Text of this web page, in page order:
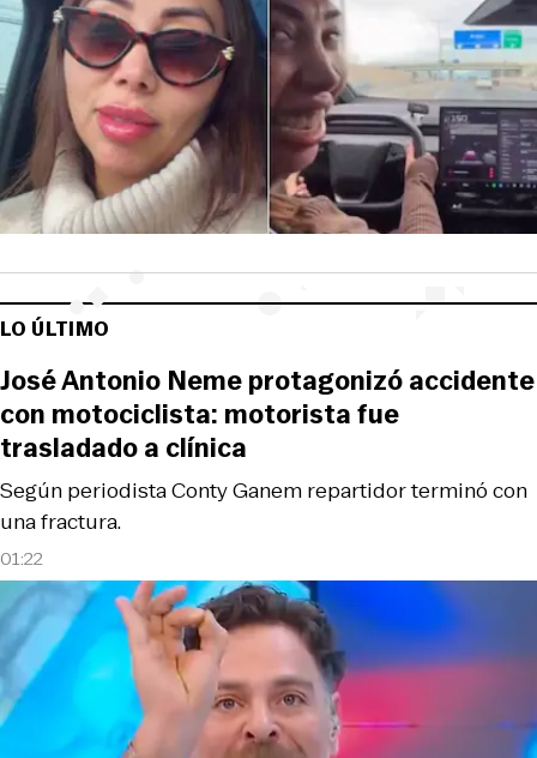
LO ÚLTIMO
01:22
Según periodista Conty Ganem repartidor terminó con
una fractura.
José Antonio Neme protagonizó accidente
con motociclista: motorista fue
trasladado a clínica